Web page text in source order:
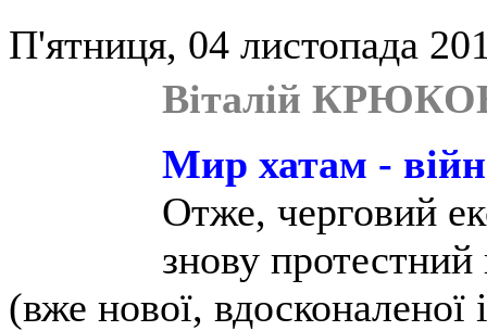
П'ятниця, 04 листопада
Віталій
Мир хатам -
Отже, черговий
знову
(вже нової, вдосконаленої